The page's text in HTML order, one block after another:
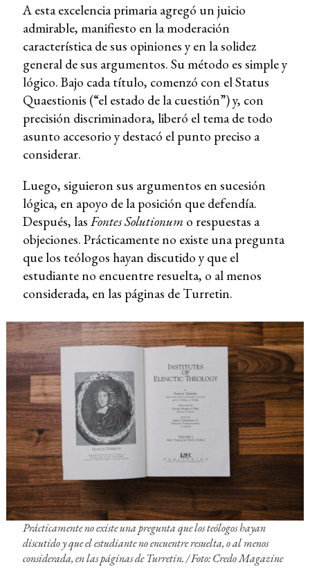
A esta excelencia primaria agregó un juicio
admirable, manifiesto en la moderación
característica de sus opiniones y en la solidez
general de sus argumentos. Su método es simple y
lógico. Bajo cada título, comenzó con el Status
Quaestionis (“el estado de la cuestión”) y, con
precisión discriminadora, liberó el tema de todo
asunto accesorio y destacó el punto preciso a
considerar.
Luego, siguieron sus argumentos en sucesión
lógica, en apoyo de la posición que defendía.
Después, las Fontes Solutionumo respuestas a
objeciones. Prácticamente no existe una pregunta
que los teólogos hayan discutido y que el
estudiante no encuentre resuelta, o al menos
considerada, en las páginas de Turretin.
Prácticamente no existe una pregunta que los teólogos hayan
discutido y que el estudiante no encuentre resuelta, o al menos
considerada, en las páginas de Turretin. /Foto: Credo Magazine